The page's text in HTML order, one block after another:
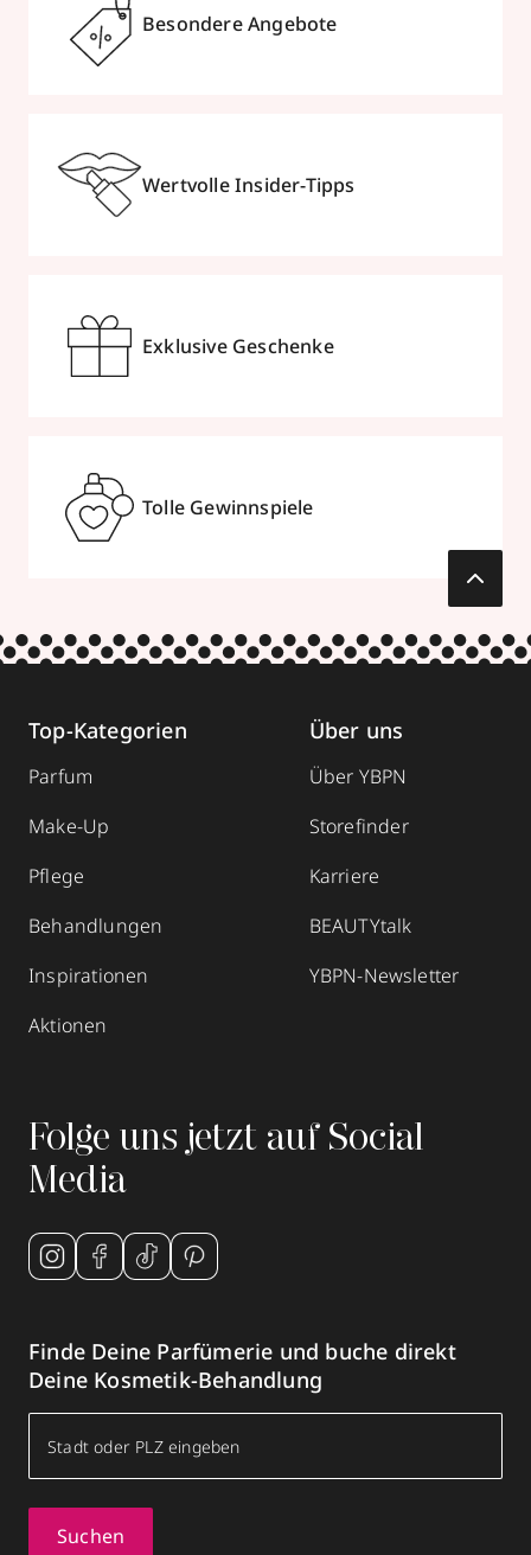
Besondere Angebote
Wertvolle Insider-Tipps
Exklusive Geschenke
Tolle Gewinnspiele
Top-Kategorien
Parfum
Make-Up
Pflege
Behandlungen
Inspirationen
Aktionen
Über uns
Über YBPN
Storefinder
Karriere
BEAUTYtalk
YBPN-Newsletter
Folge uns jetzt auf Social
Media
Finde Deine Parfümerie und buche direkt
Deine Kosmetik-Behandlung
Suchen